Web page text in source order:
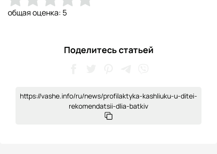
общая оценка: 5
Поделитесь статьей
https://vashe.info/ru/news/profilaktyka-kashliuku-u-ditei-
rekomendatsii-dlia-batkiv